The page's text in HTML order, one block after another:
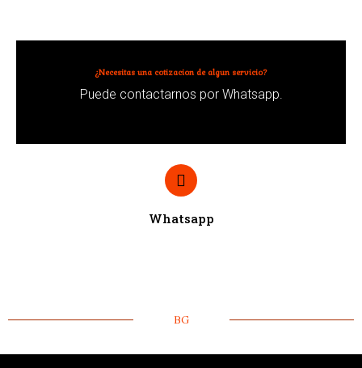
¿Necesitas una cotizacion de algun servicio?
Puede contactarnos por Whatsapp.
Whatsapp
BG